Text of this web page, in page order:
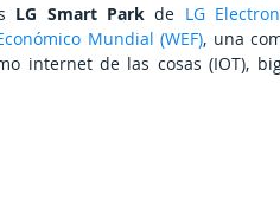
LG Smart Park de LG
Mundial (WEF), una
internet de las cosas (IOT),